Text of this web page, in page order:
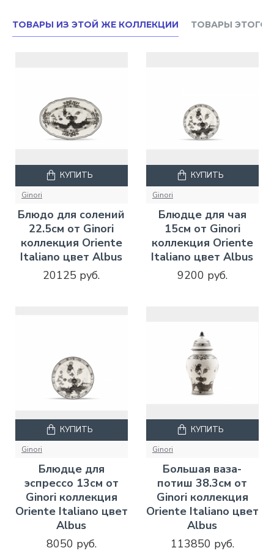
ТОВАРЫ ИЗ ЭТОЙ ЖЕ КОЛЛЕКЦИИ ТОВАРЫ ЭТОГО
Ginori
Блюдо для солений
22.5см от Ginori
коллекция Oriente
Italiano цвет Albus
20125 руб.
КУПИТЬ
Ginori
Блюдце для чая
15см от Ginori
коллекция Oriente
Italiano цвет Albus
9200 руб.
КУПИТЬ
Ginori
Блюдце для
эспрессо 13см от
Ginori коллекция
Oriente Italiano цвет
Albus
8050 руб.
КУПИТЬ
Ginori
Большая ваза-
потиш 38.3см от
Ginori коллекция
Oriente Italiano цвет
Albus
113850 руб.
КУПИТЬ